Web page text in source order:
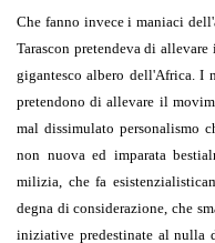
Che fanno invece i maniaci
Tarascon pretendeva di
gigantesco albero dell'Africa. I
pretendono di allevare il
mal dissimulato personalismo
non nuova ed imparata
milizia, che fa
degna di considerazione, che
iniziative predestinate al